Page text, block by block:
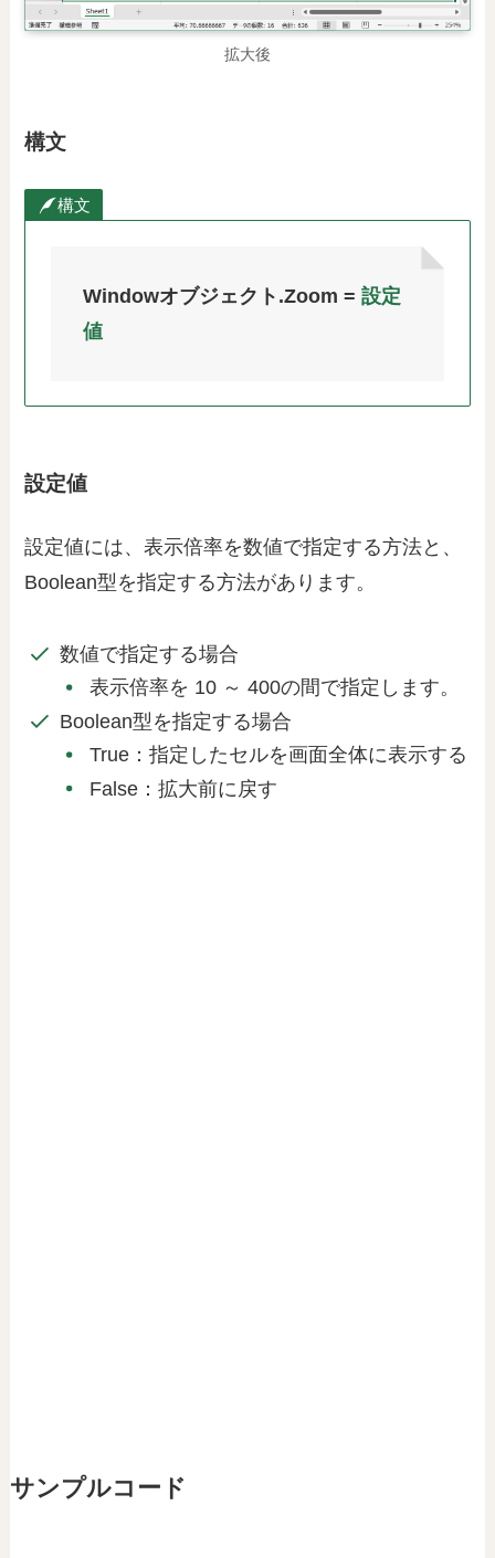
拡大後
構文
構文
Windowオブジェクト.Zoom = 設定
値
設定値
設定値には、表示倍率を数値で指定する方法と、
Boolean型を指定する方法があります。
数値で指定する場合
表示倍率を 10 ～ 400の間で指定します。
Boolean型を指定する場合
True：指定したセルを画面全体に表示する
False：拡大前に戻す
サンプルコード